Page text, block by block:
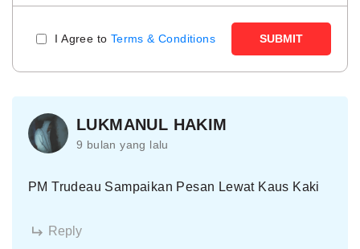
I Agree to Terms & Conditions SUBMIT
LUKMANUL HAKIM
9 bulan yang lalu
PM Trudeau Sampaikan Pesan Lewat Kaus Kaki
Reply